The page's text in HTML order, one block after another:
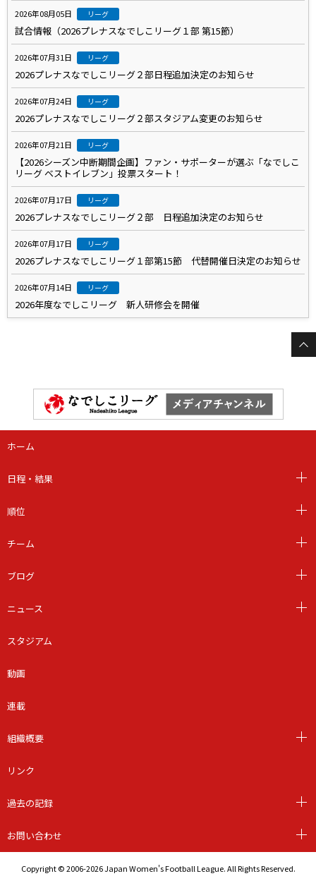
2026年08月05日 リーグ
試合情報（2026プレナスなでしこリーグ１部 第15節）
2026年07月31日 リーグ
2026プレナスなでしこリーグ２部日程追加決定のお知らせ
2026年07月24日 リーグ
2026プレナスなでしこリーグ２部スタジアム変更のお知らせ
2026年07月21日 リーグ
【2026シーズン中断期間企画】ファン・サポーターが選ぶ「なでしこ
リーグ ベストイレブン」投票スタート！
2026年07月17日 リーグ
2026プレナスなでしこリーグ２部 日程追加決定のお知らせ
2026年07月17日 リーグ
2026プレナスなでしこリーグ１部第15節 代替開催日決定のお知らせ
2026年07月14日 リーグ
2026年度なでしこリーグ 新人研修会を開催
ホーム
日程・結果
順位
チーム
ブログ
ニュース
スタジアム
動画
連載
組織概要
リンク
過去の記録
お問い合わせ
Copyright © 2006-2026 Japan Women's Football League. All Rights Reserved.